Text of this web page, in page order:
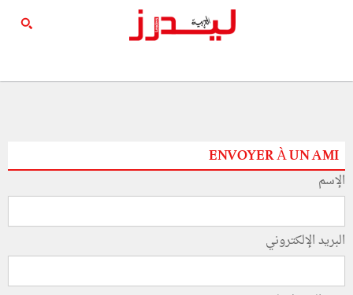
ENVOYER À UN AMI
الإسم
البريد الإلكتروني